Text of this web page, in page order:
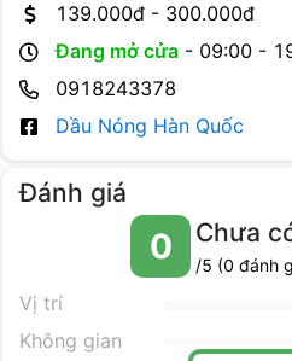
Đánh giá
0 Chưa
/5 (0 đánh
Vị trí
Không gian
139.000đ - 300.000đ
Đang mở cửa - 09:00 -
0918243378
Dầu Nóng Hàn Quốc